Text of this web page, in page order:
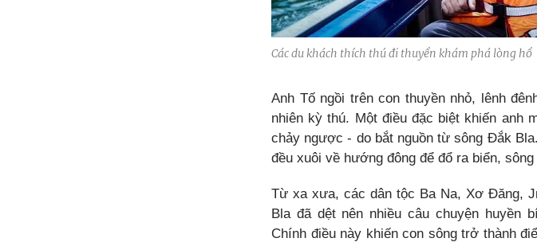
Các du khách thích thú đi thuyền khám phá lòng hồ
Anh Tố ngồi trên con thuyền nhỏ, lênh
nhiên kỳ thú. Một điều đặc biệt khiến anh
chảy ngược - do bắt nguồn từ sông Đắk
đều xuôi về hướng đông để đổ ra biển,
Từ xa xưa, các dân tộc Ba Na, Xơ Đăng,
Bla đã dệt nên nhiều câu chuyện huyền
Chính điều này khiến con sông trở thành